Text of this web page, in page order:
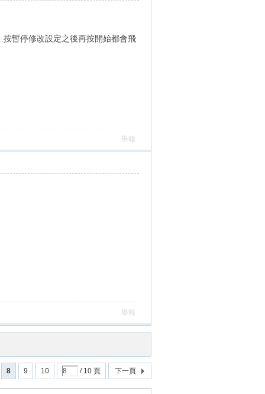
暫停修改設定之後再按開始都會飛
舉報
舉報
8 9 10 / 10 頁 下一頁